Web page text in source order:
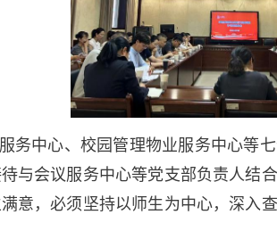
务中心、校园管理物业服务中心等
与会议服务中心等党支部负责人结
意，必须坚持以师生为中心，深入